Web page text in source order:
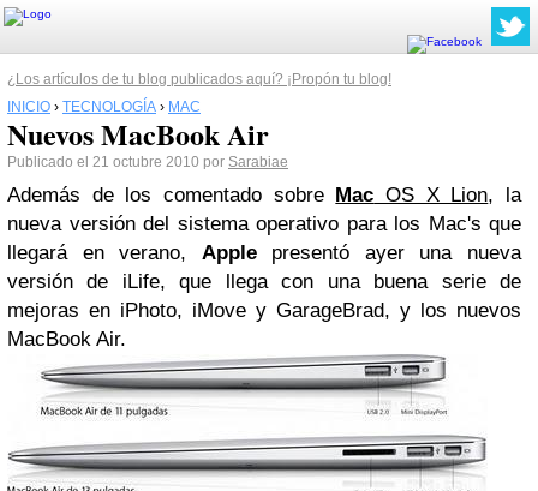
¿Los artículos de tu blog publicados aquí? ¡Propón tu blog!
INICIO › TECNOLOGÍA › MAC
Nuevos MacBook Air
Publicado el 21 octubre 2010 por Sarabiae
Además de los comentado sobre Mac OS X Lion, la
nueva versión del sistema operativo para los Mac's que
llegará en verano, Apple
presentó ayer una nueva
versión de iLife, que llega con una buena serie de
mejoras en iPhoto, iMove y GarageBrad, y los nuevos
MacBook Air.